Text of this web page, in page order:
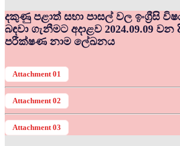
දකුණු පළාත් සභා පාසල් වල ඉංග්‍රීසි
බඳවා ගැනීමට අදාළව 2024.09.09
පරීක්ෂණ නාම ලේඛනය
Attachment 01
Attachment 02
Attachment 03